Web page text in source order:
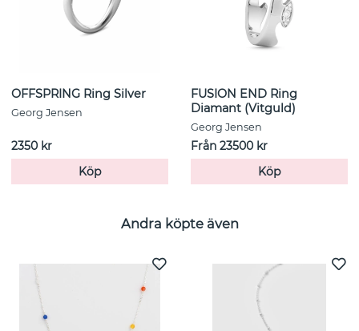
OFFSPRING Ring Silver
Georg Jensen
2350 kr
Köp
FUSION END Ring
Diamant (Vitguld)
Georg Jensen
Från 23500 kr
Köp
Andra köpte även